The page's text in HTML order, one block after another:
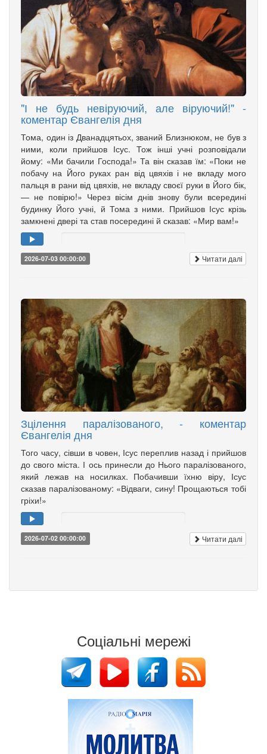
"І не будь невіруючий, але віруючий!" -
коментар Євангелія дня
Тома, один із Дванадцятьох, званий Близнюком, не був з
ними, коли прийшов Ісус. Тож інші учні розповідали
йому: «Ми бачили Господа!» Та він сказав їм: «Поки не
побачу на Його руках ран від цвяхів і не вкладу мого
пальця в рани від цвяхів, не вкладу своєї руки в Його бік,
— не повірю!» Через вісім днів знову були всередині
будинку Його учні, й Тома з ними. Прийшов Ісус крізь
замкнені двері та став посередині й сказав: «Мир вам!»
2026-07-03 00:00:00 Читати далі
Зцілення паралізованого, - коментар
Євангелія дня
Того часу, сівши в човен, Ісус переплив назад і прийшов
до свого міста. І ось принесли до Нього паралізованого,
який лежав на носилках. Побачивши їхню віру, Ісус
сказав паралізованому: «Відваги, сину! Прощаються тобі
гріхи!»
2026-07-02 00:00:00 Читати далі
Соціальні мережі